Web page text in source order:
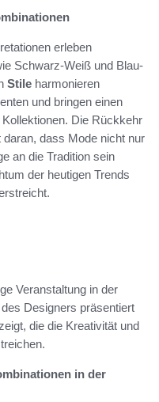
erleben
Schwarz-Weiß und Blau-
Stile harmonieren
und bringen einen
Die Rückkehr
dass Mode nicht nur
an die Tradition sein
der heutigen Trends
Veranstaltung in der
Designers präsentiert
die die Kreativität und
in der